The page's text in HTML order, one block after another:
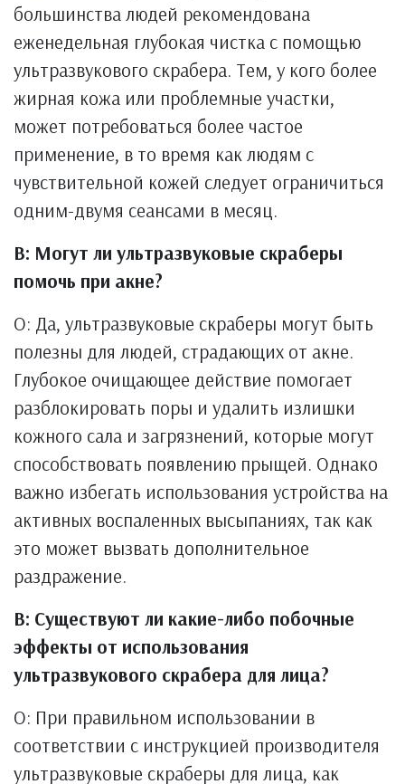
большинства людей рекомендована
еженедельная глубокая чистка с помощью
ультразвукового скрабера. Тем, у кого более
жирная кожа или проблемные участки,
может потребоваться более частое
применение, в то время как людям с
чувствительной кожей следует ограничиться
одним-двумя сеансами в месяц.
В: Могут ли ультразвуковые скраберы
помочь при акне?
О: Да, ультразвуковые скраберы могут быть
полезны для людей, страдающих от акне.
Глубокое очищающее действие помогает
разблокировать поры и удалить излишки
кожного сала и загрязнений, которые могут
способствовать появлению прыщей. Однако
важно избегать использования устройства на
активных воспаленных высыпаниях, так как
это может вызвать дополнительное
раздражение.
В: Существуют ли какие-либо побочные
эффекты от использования
ультразвукового скрабера для лица?
О: При правильном использовании в
соответствии с инструкцией производителя
ультразвуковые скраберы для лица, как